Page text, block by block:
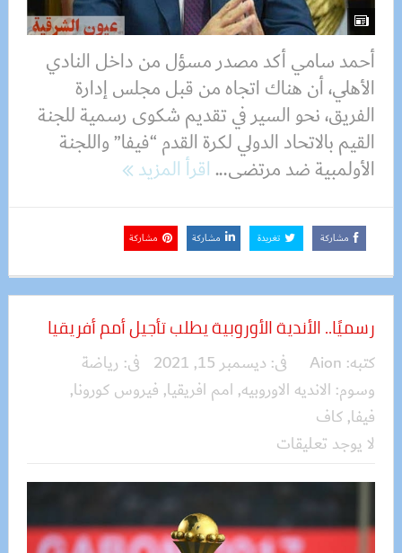
أحمد سامي أكد مصدر مسؤل من داخل النادي
الأهلي، أن هناك اتجاه من قبل مجلس إدارة
الفريق، نحو السير في تقديم شكوى رسمية للجنة
القيم بالاتحاد الدولي لكرة القدم “فيفا” واللجنة
الأولمبية ضد مرتضى...اقرأ المزيد
مشاركة تغريدة مشاركة مشاركة
رسميًا.. الأندية الأوروبية يطلب تأجيل أمم أفريقيا
كتبه: Aion فى: ديسمبر 15, 2021 فى: رياضة
وسوم: الانديه الاوروبيه, امم افريقيا, فيروس كورونا,
فيفا,كاف
لا يوجد تعليقات